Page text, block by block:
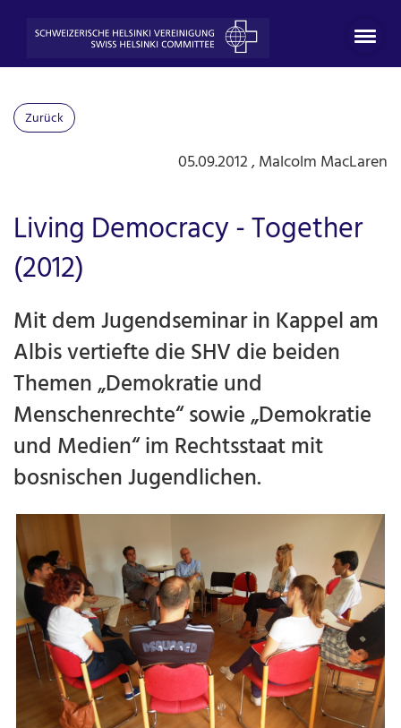
Zurück
05.09.2012, Malcolm MacLaren
Living Democracy - Together
(2012)
Mit dem Jugendseminar in Kappel am
Albis vertiefte die SHV die beiden
Themen „Demokratie und
Menschenrechte“ sowie „Demokratie
und Medien“ im Rechtsstaat mit
bosnischen Jugendlichen.